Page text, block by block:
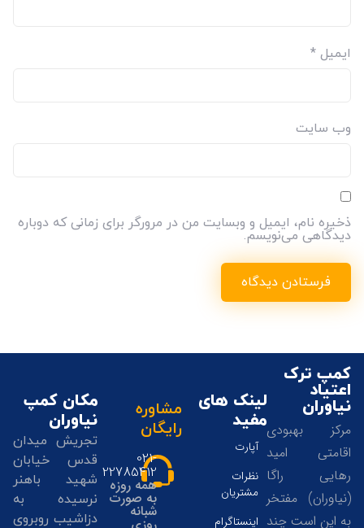
ایمیل *
وب‌ سایت
ذخیره نام، ایمیل و وبسایت من در مرورگر برای زمانی که دوباره
دیدگاهی می‌نویسم.
کمپ ترک
اعتیاد
نیاوران
مرکز بهبودی
اقامتی امید
رهایی راگا
(نیاوران) مفتخر
به این است چند
لینک های
مفید
آپارت
نظرات
مشتریان
اینستاگرام
مشاوره
رایگان
021-
22785412
همه روزه
به صورت
شبانه
مکان کمپ
نیاوران
تجریش میدان
قدس خیابان
شهید باهنر
نرسیده به
دزاشیب روبروی